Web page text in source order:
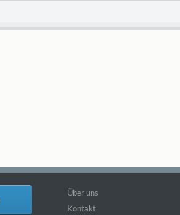
Über uns
Kontakt